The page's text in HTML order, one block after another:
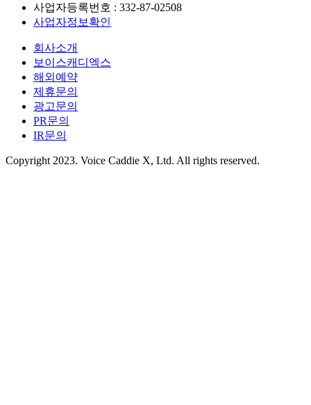
사업자등록번호 : 332-87-02508
사업자정보확인
회사소개
보이스캐디엑스
해외예약
제휴문의
광고문의
PR문의
IR문의
Copyright 2023. Voice Caddie X, Ltd. All rights reserved.